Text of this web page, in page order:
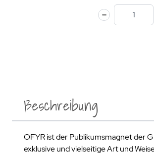
Menge
Beschreibung
OFYR ist der Publikumsmagnet der
exklusive und vielseitige Art und